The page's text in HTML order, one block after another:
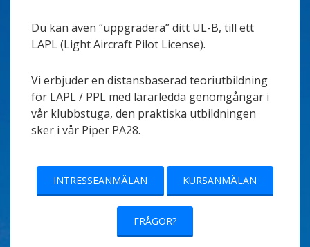
Du kan även “uppgradera” ditt UL-B, till ett
LAPL (Light Aircraft Pilot License).
Vi erbjuder en distansbaserad teoriutbildning
för LAPL / PPL med lärarledda genomgångar i
vår klubbstuga, den praktiska utbildningen
sker i vår Piper PA28.
INTRESSEANMÄLAN KURSANMÄLAN
FRÅGOR?